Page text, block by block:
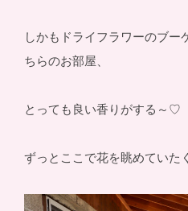
しかもドライフラワーのブー
ちらのお部屋、
とっても良い香りがする～♡
ずっとここで花を眺めていた